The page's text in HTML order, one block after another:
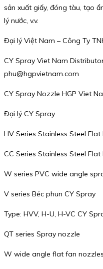
sản xuất giấy, đóng tàu, tạo
lý nước, v.v.
Đại lý Việt Nam – Công Ty
CY Spray Viet Nam
phu@hgpvietnam.com
CY Spray Nozzle HGP Viet
Đại lý CY Spray
HV Series Stainless Steel
CC Series Stainless Steel
W series PVC wide angle
V series Béc phun CY Spray
Type: HVV, H-U, H-VC CY
QT series Spray nozzle
W wide angle flat fan nozzles